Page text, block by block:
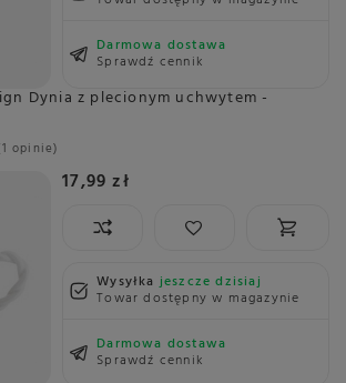
Darmowa dostawa
Sprawdź cennik
Dynia z plecionym uchwytem -
1 opinie
17,99 zł
Wysyłkajeszcze dzisiaj
Towar dostępny w magazynie
Darmowa dostawa
Sprawdź cennik